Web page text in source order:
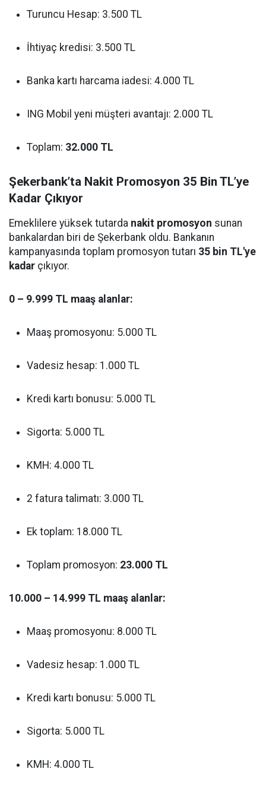
Turuncu Hesap: 3.500 TL
İhtiyaç kredisi: 3.500 TL
Banka kartı harcama iadesi: 4.000 TL
ING Mobil yeni müşteri avantajı: 2.000 TL
Toplam: 32.000 TL
Şekerbank’ta Nakit Promosyon 35 Bin TL’ye
Kadar Çıkıyor
Emeklilere yüksek tutarda nakit promosyon sunan
bankalardan biri de Şekerbank oldu. Bankanın
kampanyasında toplam promosyon tutarı 35 bin TL'ye
kadar çıkıyor.
0 – 9.999 TL maaş alanlar:
Maaş promosyonu: 5.000 TL
Vadesiz hesap: 1.000 TL
Kredi kartı bonusu: 5.000 TL
Sigorta: 5.000 TL
KMH: 4.000 TL
2 fatura talimatı: 3.000 TL
Ek toplam: 18.000 TL
Toplam promosyon: 23.000 TL
10.000 – 14.999 TL maaş alanlar:
Maaş promosyonu: 8.000 TL
Vadesiz hesap: 1.000 TL
Kredi kartı bonusu: 5.000 TL
Sigorta: 5.000 TL
KMH: 4.000 TL